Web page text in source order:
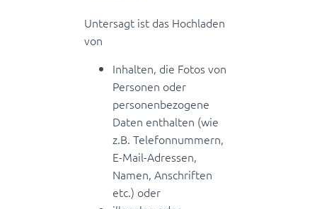
Untersagt ist das Hochladen
von
Inhalten, die Fotos von
Personen oder
personenbezogene
Daten enthalten (wie
z.B. Telefonnummern,
E-Mail-Adressen,
Namen, Anschriften
etc.) oder